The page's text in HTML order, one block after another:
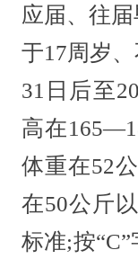
应届、往
于17周岁
31日后至
高在
体重在52
在50公斤
标准;按